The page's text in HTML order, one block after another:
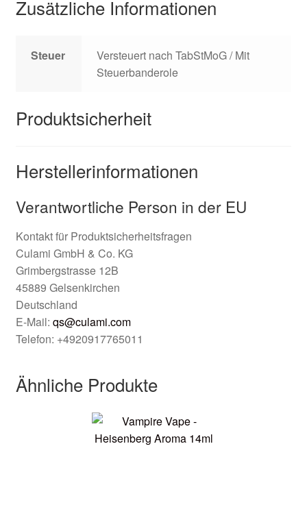
Zusätzliche Informationen
Steuer
Versteuert nach TabStMoG / Mit
Steuerbanderole
Produktsicherheit
Herstellerinformationen
Verantwortliche Person in der EU
Kontakt für Produktsicherheitsfragen
Culami GmbH & Co. KG
Grimbergstrasse 12B
45889 Gelsenkirchen
Deutschland
E-Mail: qs@culami.com
Telefon: +4920917765011
Ähnliche Produkte